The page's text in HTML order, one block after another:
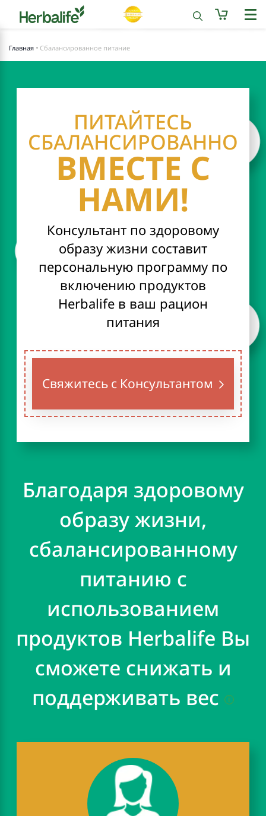
Главная Сбалансированное питание
ПИТАЙТЕСЬ
СБАЛАНСИРОВАННО
ВМЕСТЕ С
НАМИ!
Консультант по здоровому
образу жизни составит
персональную программу по
включению продуктов
Herbalife в ваш рацион
питания
Свяжитесь с Консультантом
Благодаря здоровому
образу жизни,
сбалансированному
питанию с
использованием
продуктов Herbalife Вы
сможете снижать и
поддерживать вес